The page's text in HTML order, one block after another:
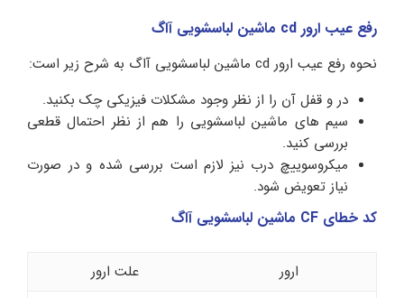
رفع عیب ارور cd ماشین لباسشویی آاگ
نحوه رفع عیب ارور cd ماشین لباسشویی آاگ به شرح زیر است:
در و قفل آن را از نظر وجود مشکلات فیزیکی چک بکنید.
سیم های ماشین لباسشویی را هم از نظر احتمال قطعی
بررسی کنید.
میکروسوییچ درب نیز لازم است بررسی شده و در صورت
نیاز تعویض شود.
کد خطای CF ماشین لباسشویی آاگ
ارور
علت ارور